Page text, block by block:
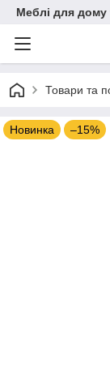
Меблі для дому
Товари та
Новинка –15%